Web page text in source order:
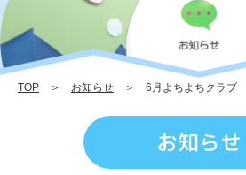
よ
ち
ク
ラ
ブ
|
TOP ＞ お知らせ ＞ 6月よちよちクラブ
お知らせ